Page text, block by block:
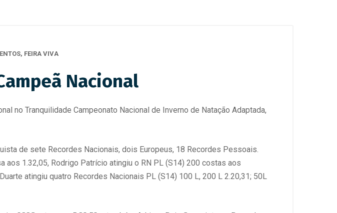
, FEIRA VIVA
Nacional
no Tranquilidade Campeonato Nacional de Inverno de Natação Adaptada,
de sete Recordes Nacionais, dois Europeus, 18 Recordes Pessoais.
aos 1.32,05, Rodrigo Patrício atingiu o RN PL (S14) 200 costas aos
atingiu quatro Recordes Nacionais PL (S14) 100 L, 200 L 2.20,31; 50L